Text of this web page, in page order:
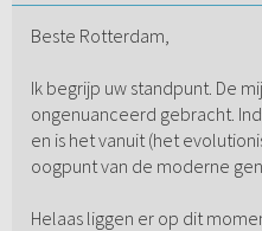
Beste Rotterdam,
Ik begrijp uw standpunt. De
ongenuanceerd gebracht.
en is het vanuit (het
oogpunt van de moderne
Helaas liggen er op dit